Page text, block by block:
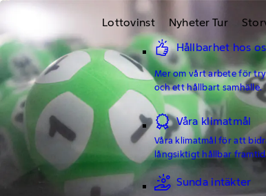
Hållbarhet hos
Mer om vårt arbete för
och ett hållbart samhälle.
Våra klimatmål
Våra klimatmål för att
långsiktigt hållbar
Sunda intäkter
Lottovinst Nyheter Tur